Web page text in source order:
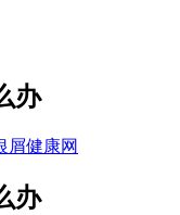
办
屑健康网
办